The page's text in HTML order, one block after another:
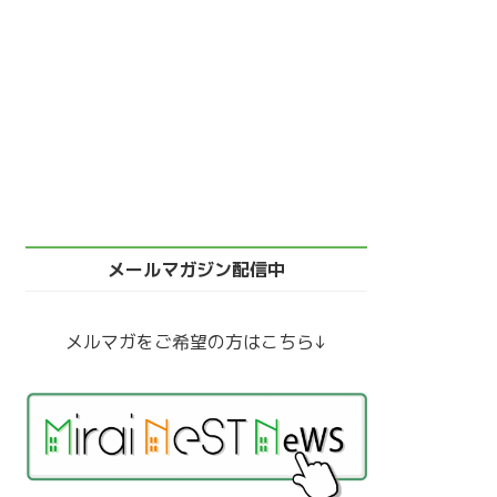
メールマガジン配信中
メルマガをご希望の方はこちら↓